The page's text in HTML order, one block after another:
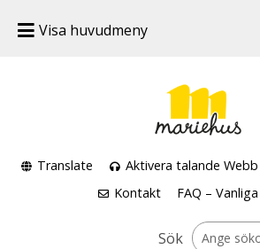
Visa huvudmeny
Translate Aktivera talande Webb
Kontakt
FAQ –
Sök